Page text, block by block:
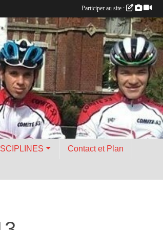
Contact et Plan
Participer au site :